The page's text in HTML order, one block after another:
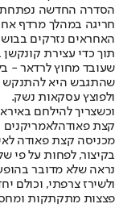
הסדרה החדשה
חריגה במהלך מרדף
האחראים נזרקים
תוך כדי עצירת קונקשן
שעובד מחוץ לרדאר -
שהתגבש היא להתנקש
ולפוצץ עסקאות נשק.
וכשצריך להילחם
קצת פאודה
מכניסה קצת פאודה
בקיצור, לפחות על פי
נראה שלא מדובר
ולשירז צרפתי, וכולם
פצצות מתקתקות